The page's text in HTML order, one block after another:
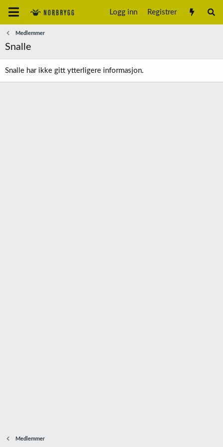
Logg inn Registrer
Medlemmer
Snalle
Snalle har ikke gitt ytterligere informasjon.
Medlemmer